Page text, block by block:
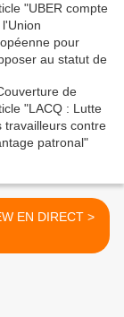
INTERVIEW EN DIRECT >